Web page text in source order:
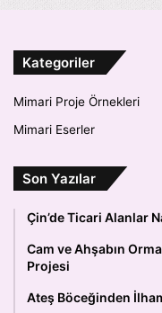
Kategoriler
Mimari Proje Örnekleri
Mimari Eserler
Son Yazılar
Çin’de Ticari Alanlar
Cam ve Ahşabın
Projesi
Ateş Böceğinden